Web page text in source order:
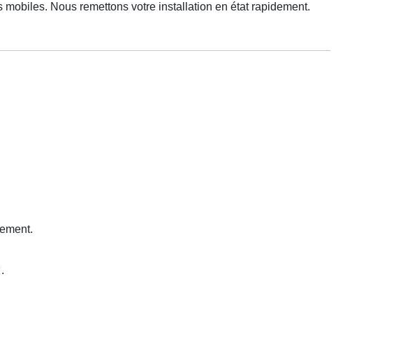
Nous remettons votre installation en état rapidement.